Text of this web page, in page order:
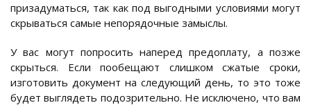
призадуматься, так как под выгодными условиями могут
скрываться самые непорядочные замыслы.
У вас могут попросить наперед предоплату, а позже
скрыться. Если пообещают слишком сжатые сроки,
изготовить документ на следующий день, то это тоже
будет выглядеть подозрительно. Не исключено, что вам